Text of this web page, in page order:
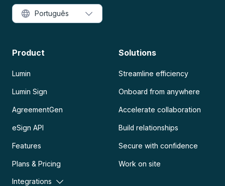
Product
Lumin
Lumin Sign
AgreementGen
eSign API
Features
Plans & Pricing
Integrations
Solutions
Streamline efficiency
Onboard from anywhere
Accelerate collaboration
Build relationships
Secure with confidence
Work on site
Português